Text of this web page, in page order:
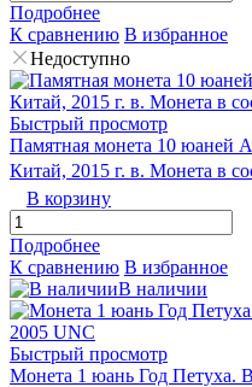
Подробнее
К сравнению В избранное
Недоступно
Быстрый просмотр
Памятная монета 10 юаней
Китай, 2015 г. в. Монета в
В корзину
Подробнее
К сравнению В избранное
В наличии
Быстрый просмотр
Монета 1 юань Год Петуха.